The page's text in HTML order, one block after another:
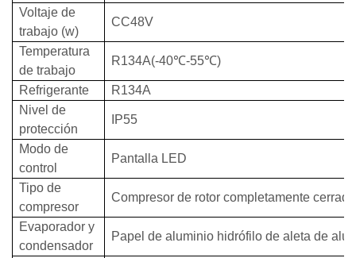
Voltaje de
trabajo (w)
CC48V
Temperatura
de trabajo
R134A(-40℃-55℃)
Refrigerante
R134A
Nivel de
protección
IP55
Modo de
control
Pantalla LED
Tipo de
compresor
Compresor de rotor completamente cerrado
Evaporador y
condensador
Papel de aluminio hidrófilo de aleta de